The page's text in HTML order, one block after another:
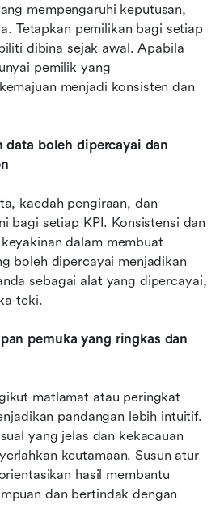
mempengaruhi keputusan,
Tetapkan pemilikan bagi setiap
dibina sejak awal. Apabila
pemilik yang
menjadi konsisten dan
data boleh dipercayai dan
kaedah pengiraan, dan
bagi setiap KPI. Konsistensi dan
dalam membuat
sebagai alat yang dipercayai,
teki.
pemuka yang ringkas dan
matlamat atau peringkat
pandangan lebih intuitif.
yang jelas dan kekacauan
keutamaan. Susun atur
hasil membantu
dan bertindak dengan